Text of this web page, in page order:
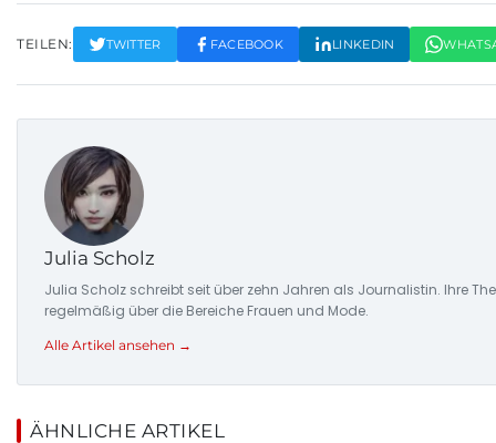
TEILEN: TWITTER FACEBOOK LINKEDIN
Julia Scholz
Julia Scholz schreibt seit über zehn Jahren als Journalistin. Ihre
regelmäßig über die Bereiche Frauen und Mode.
Alle Artikel ansehen →
ÄHNLICHE ARTIKEL